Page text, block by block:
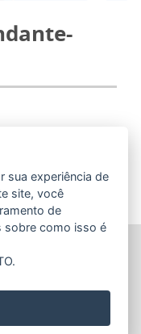
(PMES)
sua experiência de
site, você
de
sobre como isso é